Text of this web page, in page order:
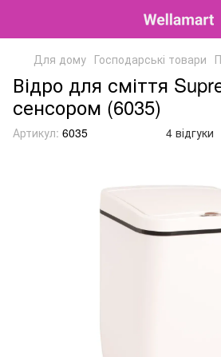
Для дому Господарські товари
Відро для сміття
сенсором (6035)
Артикул: 6035 4 відгуки